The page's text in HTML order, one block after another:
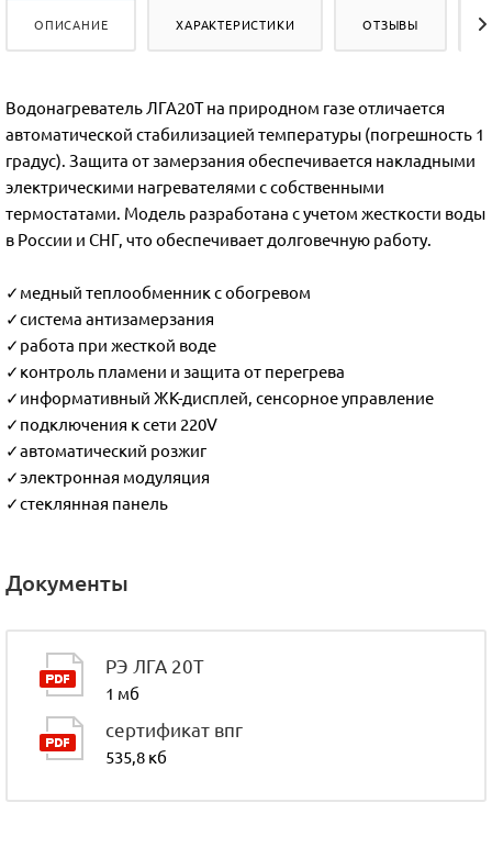
ОПИСАНИЕ ХАРАКТЕРИСТИКИ ОТЗЫВЫ
Водонагреватель ЛГА20Т на природном газе отличается
автоматической стабилизацией температуры (погрешность 1
градус). Защита от замерзания обеспечивается накладными
электрическими нагревателями с собственными
термостатами. Модель разработана с учетом жесткости воды
в России и СНГ, что обеспечивает долговечную работу.
✓медный теплообменник с обогревом
✓система антизамерзания
✓работа при жесткой воде
✓контроль пламени и защита от перегрева
✓информативный ЖК-дисплей, сенсорное управление
✓подключения к сети 220V
✓автоматический розжиг
✓электронная модуляция
✓стеклянная панель
Документы
РЭ ЛГА 20Т
1 мб
сертификат впг
535,8 кб